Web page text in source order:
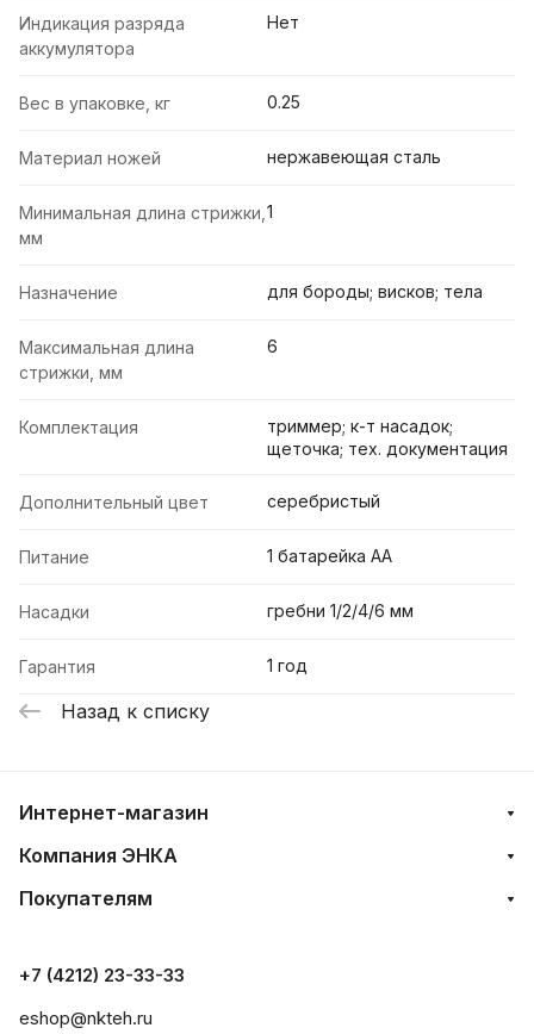
Индикация разряда
аккумулятора
Нет
Вес в упаковке, кг 0.25
Материал ножей нержавеющая сталь
Минимальная длина стрижки,
мм
1
Назначение для бороды; висков; тела
Максимальная длина
стрижки, мм
6
Комплектация
триммер; к-т насадок;
щеточка; тех. документация
Дополнительный цвет серебристый
Питание 1 батарейка АА
Насадки гребни 1/2/4/6 мм
Гарантия 1 год
Назад к списку
Интернет-магазин
Компания ЭНКА
Покупателям
+7 (4212) 23-33-33
eshop@nkteh.ru